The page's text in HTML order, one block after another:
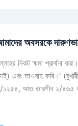
অবসরকে
ক্ষমা প্রার্থনা
এবং তাওবাহ করি।’
আত তারগীব ২/৪৬৫